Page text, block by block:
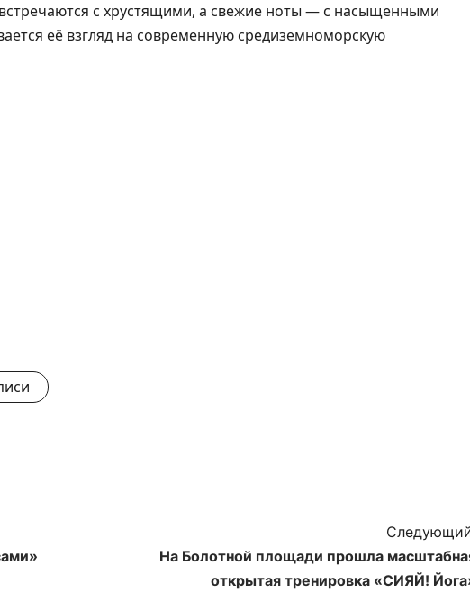
встречаются с хрустящими, а свежие ноты — с насыщенными
её взгляд на современную средиземноморскую
На Болотной площади прошла
открытая тренировка «СИЯЙ!